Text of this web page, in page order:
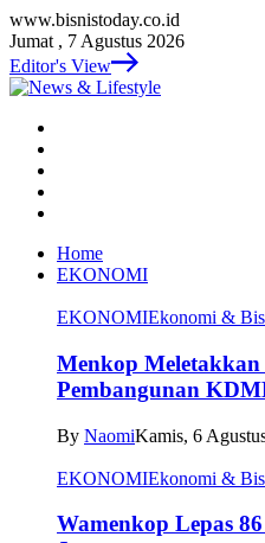
www.bisnistoday.co.id
Jumat , 7 Agustus 2026
Editor's View
Home
EKONOMI
EKONOMIEkonomi &
Menkop Meletakkan
Pembangunan
By NaomiKamis, 6
EKONOMIEkonomi &
Wamenkop Lepas